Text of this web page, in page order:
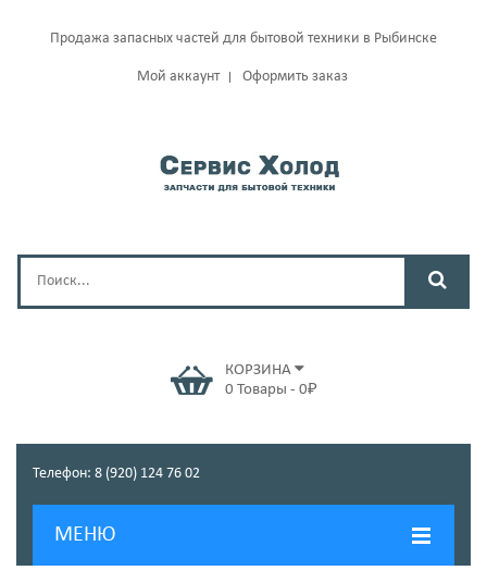
Продажа запасных частей для бытовой техники в Рыбинске
Мой аккаунт Оформить заказ
КОРЗИНА
0 Товары - 0₽
Телефон: 8 (920) 124 76 02
МЕНЮ